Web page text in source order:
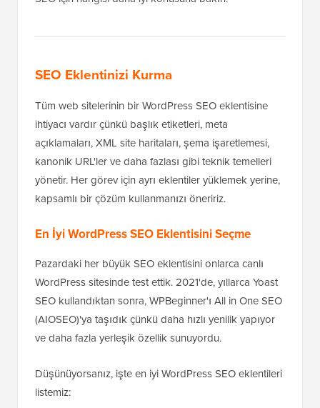
SEO Eklentinizi Kurma
Tüm web sitelerinin bir WordPress SEO eklentisine
ihtiyacı vardır çünkü başlık etiketleri, meta
açıklamaları, XML site haritaları, şema işaretlemesi,
kanonik URL'ler ve daha fazlası gibi teknik temelleri
yönetir. Her görev için ayrı eklentiler yüklemek yerine,
kapsamlı bir çözüm kullanmanızı öneririz.
En İyi WordPress SEO Eklentisini Seçme
Pazardaki her büyük SEO eklentisini onlarca canlı
WordPress sitesinde test ettik. 2021'de, yıllarca Yoast
SEO kullandıktan sonra, WPBeginner'ı All in One SEO
(AIOSEO)'ya taşıdık çünkü daha hızlı yenilik yapıyor
ve daha fazla yerleşik özellik sunuyordu.
Düşünüyorsanız, işte en iyi WordPress SEO eklentileri
listemiz: